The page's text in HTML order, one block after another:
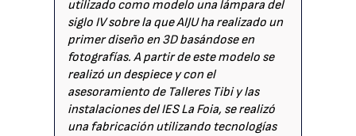
utilizado como modelo una lámpara del
siglo IV sobre la que AIJU ha realizado un
primer diseño en 3D basándose en
fotografías. A partir de este modelo se
realizó un despiece y con el
asesoramiento de Talleres Tibi y las
instalaciones del IES La Foia, se realizó
una fabricación utilizando tecnologías